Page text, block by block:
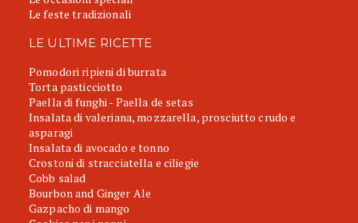
Le feste tradizionali
LE ULTIME RICETTE
Pomodori ripieni di burrata
Torta pasticciotto
Paella di funghi - Paella de setas
Insalata di valeriana, mozzarella, prosciutto crudo e
asparagi
Insalata di avocado e tonno
Crostoni di stracciatella e ciliegie
Cobb salad
Bourbon and Ginger Ale
Gazpacho di mango